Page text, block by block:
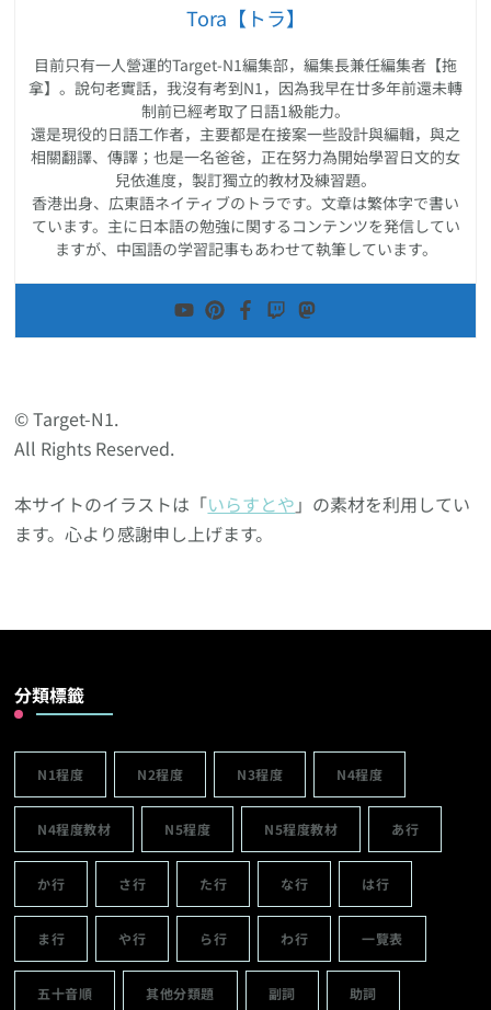
Tora【トラ】
目前只有一人營運的Target-N1編集部，編集長兼任編集者【拖
拿】。說句老實話，我沒有考到N1，因為我早在廿多年前還未轉
制前已經考取了日語1級能力。
還是現役的日語工作者，主要都是在接案一些設計與編輯，與之
相關翻譯、傳譯；也是一名爸爸，正在努力為開始學習日文的女
兒依進度，製訂獨立的教材及練習題。
香港出身、広東語ネイティブのトラです。文章は繁体字で書い
ています。主に日本語の勉強に関するコンテンツを発信してい
ますが、中国語の学習記事もあわせて執筆しています。
© Target-N1.
All Rights Reserved.
本サイトのイラストは「いらすとや 」の素材を利用してい
ます。心より感謝申し上げます。
分類標籤
N1程度 N2程度 N3程度 N4程度
N4程度教材 N5程度 N5程度教材 あ行
か行 さ行 た行 な行 は行
ま行 や行 ら行 わ行 一覽表
五十音順 其他分類題 副詞 助詞